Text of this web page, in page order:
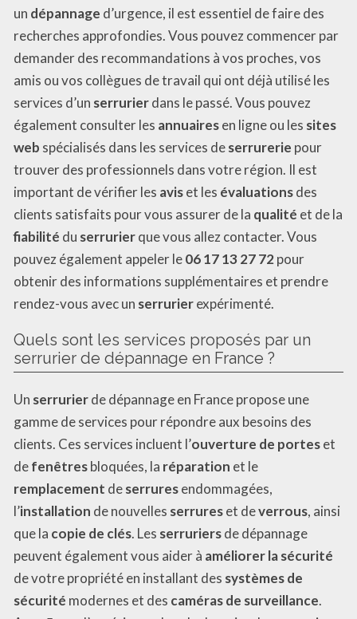
un dépannage d’urgence, il est essentiel de faire des
recherches approfondies. Vous pouvez commencer par
demander des recommandations à vos proches, vos
amis ou vos collègues de travail qui ont déjà utilisé les
services d’un serrurierdans le passé. Vous pouvez
également consulter les annuairesen ligne ou les sites
web spécialisés dans les services deserrurerie pour
trouver des professionnels dans votre région. Il est
important de vérifier les aviset les évaluationsdes
clients satisfaits pour vous assurer de la qualité et de la
fiabilité du serrurierque vous allez contacter. Vous
pouvez également appeler le06 17 13 27 72pour
obtenir des informations supplémentaires et prendre
rendez-vous avec un serrurierexpérimenté.
Quels sont les services proposés par un
serrurier de dépannage en France ?
Un serrurierde dépannage en France propose une
gamme de services pour répondre aux besoins des
clients. Ces services incluent l’ouverture de porteset
defenêtresbloquées, la réparation et le
remplacement deserruresendommagées,
l’installation de nouvelles serrureset deverrous, ainsi
que la copie de clés. Les serruriersde dépannage
peuvent également vous aider à améliorer la sécurité
de votre propriété en installant des systèmes de
sécurité modernes et des caméras de surveillance.